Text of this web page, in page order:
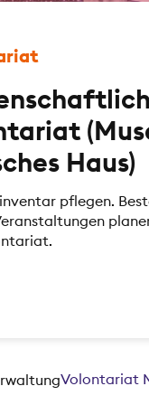
Haus)
pflegen.
Volontariat